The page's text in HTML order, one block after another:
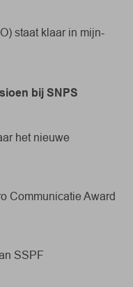
staat klaar in mijn-
bij SNPS
het nieuwe
Communicatie Award
SSPF